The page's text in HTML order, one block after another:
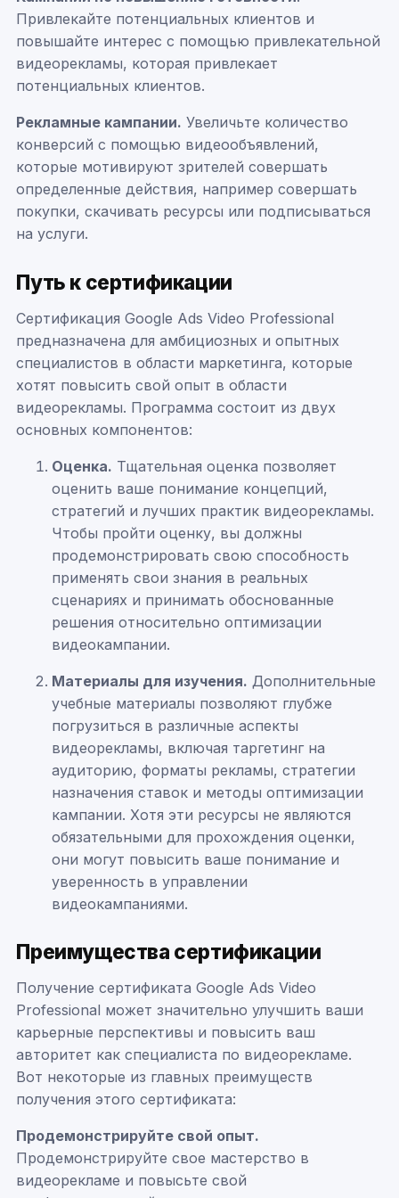
Привлекайте потенциальных клиентов и
повышайте интерес с помощью привлекательной
видеорекламы, которая привлекает
потенциальных клиентов.
Рекламные кампании. Увеличьте количество
конверсий с помощью видеообъявлений,
которые мотивируют зрителей совершать
определенные действия, например совершать
покупки, скачивать ресурсы или подписываться
на услуги.
Путь к сертификации
Сертификация Google Ads Video Professional
предназначена для амбициозных и опытных
специалистов в области маркетинга, которые
хотят повысить свой опыт в области
видеорекламы. Программа состоит из двух
основных компонентов:
Оценка. Тщательная оценка позволяет
оценить ваше понимание концепций,
стратегий и лучших практик видеорекламы.
Чтобы пройти оценку, вы должны
продемонстрировать свою способность
применять свои знания в реальных
сценариях и принимать обоснованные
решения относительно оптимизации
видеокампании.
Материалы для изучения. Дополнительные
учебные материалы позволяют глубже
погрузиться в различные аспекты
видеорекламы, включая таргетинг на
аудиторию, форматы рекламы, стратегии
назначения ставок и методы оптимизации
кампании. Хотя эти ресурсы не являются
обязательными для прохождения оценки,
они могут повысить ваше понимание и
уверенность в управлении
видеокампаниями.
Преимущества сертификации
Получение сертификата Google Ads Video
Professional может значительно улучшить ваши
карьерные перспективы и повысить ваш
авторитет как специалиста по видеорекламе.
Вот некоторые из главных преимуществ
получения этого сертификата:
Продемонстрируйте свой опыт.
Продемонстрируйте свое мастерство в
видеорекламе и повысьте свой